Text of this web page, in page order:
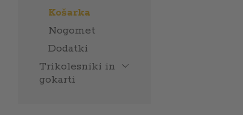
Košarka
Nogomet
Dodatki
Trikolesniki in
gokarti